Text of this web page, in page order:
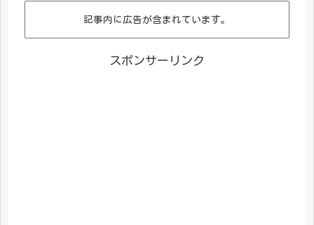
記事内に広告が含まれています。
スポンサーリンク